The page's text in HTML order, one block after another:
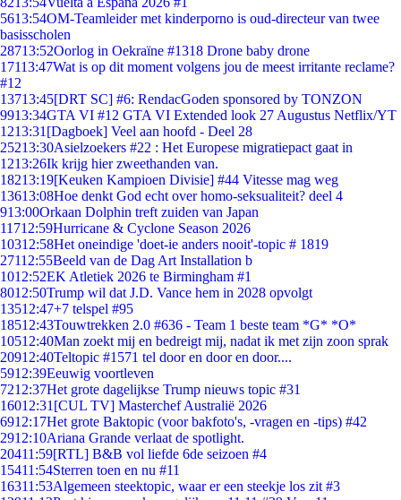
5613:54OM-Teamleider met kinderporno is oud-directeur van twee
basisscholen
28713:52Oorlog in Oekraïne #1318 Drone baby drone
17113:47Wat is op dit moment volgens jou de meest irritante reclame?
#12
13713:45[DRT SC] #6: RendacGoden sponsored by TONZON
9913:34GTA VI #12 GTA VI Extended look 27 Augustus Netflix/YT
1213:31 [Dagboek] Veel aan hoofd - Deel 28
25213:30Asielzoekers #22 : Het Europese migratiepact gaat in
1213:26Ik krijg hier zweethanden van.
18213:19[Keuken Kampioen Divisie] #44 Vitesse mag weg
13613:08Hoe denkt God echt over homo-seksualiteit? deel 4
913:00Orkaan Dolphin treft zuiden van Japan
11712:59Hurricane & Cyclone Season 2026
10312:58Het oneindige 'doet-ie anders nooit'-topic # 1819
27112:55Beeld van de Dag Art Installation b
1012:52EK Atletiek 2026 te Birmingham #1
8012:50Trump wil dat J.D. Vance hem in 2028 opvolgt
13512:47+7 telspel #95
18512:43Touwtrekken 2.0 #636 - Team 1 beste team *G* *O*
10512:40Man zoekt mij en bedreigt mij, nadat ik met zijn zoon sprak
20912:40Teltopic #1571 tel door en door en door....
5912:39Eeuwig voortleven
7212:37Het grote dagelijkse Trump nieuws topic #31
16012:31 [CUL TV] Masterchef Australië 2026
6912:17Het grote Baktopic (voor bakfoto's, -vragen en -tips) #42
2912:10Ariana Grande verlaat de spotlight.
20411:59[RTL] B&B vol liefde 6de seizoen #4
15411:54Sterren toen en nu #11
16311:53Algemeen steektopic, waar er een steekje los zit #3